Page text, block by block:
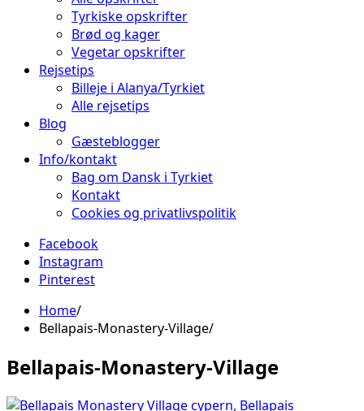
Tyrkiske opskrifter
Brød og kager
Vegetar opskrifter
Rejsetips
Billeje i Alanya/Tyrkiet
Alle rejsetips
Blog
Gæsteblogger
Info/kontakt
Bag om Dansk i Tyrkiet
Kontakt
Cookies og privatlivspolitik
Facebook
Instagram
Pinterest
Home
Bellapais-Monastery-Village
Bellapais-Monastery-Village